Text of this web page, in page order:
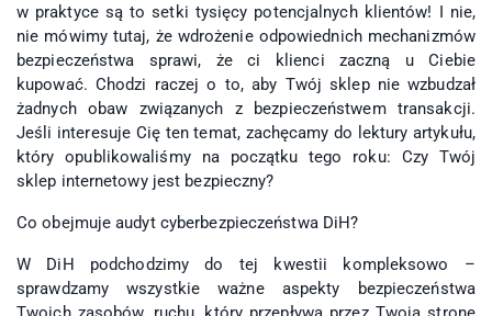
w praktyce są to setki tysięcy potencjalnych klientów! I nie,
nie mówimy tutaj, że wdrożenie odpowiednich mechanizmów
bezpieczeństwa sprawi, że ci klienci zaczną u Ciebie
kupować. Chodzi raczej o to, aby Twój sklep nie wzbudzał
żadnych obaw związanych z bezpieczeństwem transakcji.
Jeśli interesuje Cię ten temat, zachęcamy do lektury artykułu,
który opublikowaliśmy na początku tego roku: Czy Twój
sklep internetowy jest bezpieczny?
Co obejmuje audyt cyberbezpieczeństwa DiH?
W DiH podchodzimy do tej kwestii kompleksowo –
sprawdzamy wszystkie ważne aspekty bezpieczeństwa